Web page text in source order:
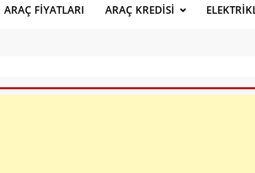
ARAÇ FIYATLARI ARAÇ KREDISI